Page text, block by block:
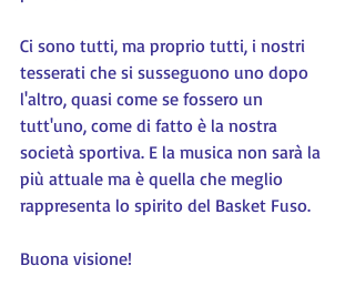
Ci sono tutti, ma proprio tutti, i nostri
tesserati che si susseguono uno dopo
l'altro, quasi come se fossero un
tutt'uno, come di fatto è la nostra
società sportiva. E la musica non sarà la
più attuale ma è quella che meglio
rappresenta lo spirito del Basket Fuso.
Buona visione!